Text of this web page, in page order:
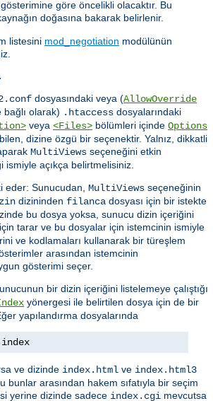
göre öncelikli olacaktır. Bu
doğasına bakarak belirlenir.
listesini mod_negotiation modülünün
dosyasındaki veya (AllowOverride
olarak) .htaccess dosyalarındaki
veya <Files> bölümleri içinde Options
dizine özgü bir seçenektir. Yalnız, dikkatli
MultiViews seçeneğini etkin
ismiyle açıkça belirtmelisiniz.
eder: Sunucudan, MultiViews seçeneğinin
dizininden filanca dosyası için bir istekte
bu dosya yoksa, sunucu dizin içeriğini
tarar ve bu dosyalar için istemcinin ismiyle
ve kodlamaları kullanarak bir türeşlem
arasından istemcinin
gösterimi seçer.
bir dizin içeriğini listelemeye çalıştığı
yönergesi ile belirtilen dosya için de bir
yapılandırma dosyalarında
index
ve dizinde index.html ve index.html3
bunlar arasından hakem sıfatıyla bir seçim
yerine dizinde sadece index.cgi mevcutsa